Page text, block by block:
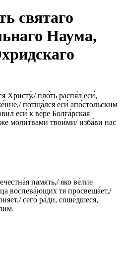
святаго
Наума,
Христу́,/ пло́ть распя́л еси́,
потща́лся еси́ апо́стольским
еси́ к ве́ре Болга́рская
моли́твами твои́ми/ изба́ви нас
па́мять,/ я́ко ве́лие
воспева́ющих тя просвеща́ет,/
сего́ ра́ди, соше́дшеся,